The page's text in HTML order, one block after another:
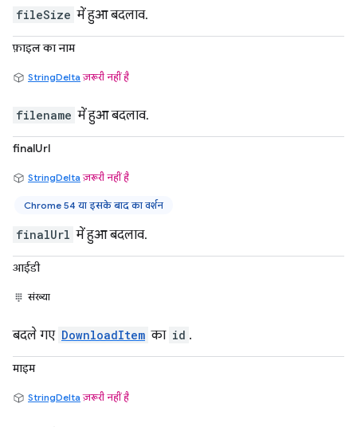
fileSize में हुआ बदलाव.
फ़ाइल का नाम
StringDelta ज़रूरी नहीं है
filename में हुआ बदलाव.
finalUrl
StringDelta ज़रूरी नहीं है
Chrome 54 या इसके बाद का वर्शन
finalUrl में हुआ बदलाव.
आईडी
संख्या
बदले गए DownloadItem का id .
माइम
StringDelta ज़रूरी नहीं है